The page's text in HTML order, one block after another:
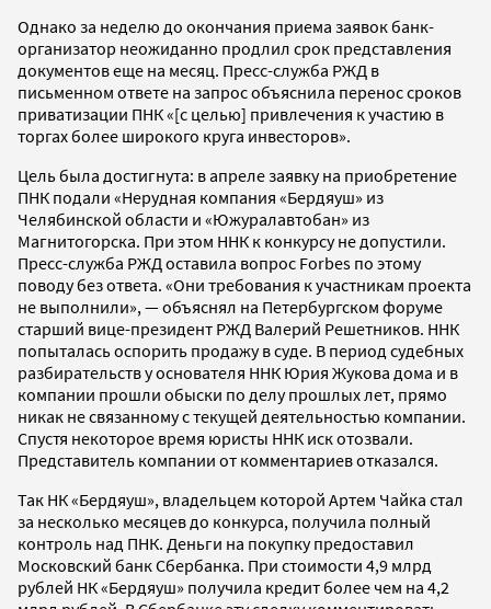
Однако за неделю до окончания приема заявок банк-
организатор неожиданно продлил срок представления
документов еще на месяц. Пресс-служба РЖД в
письменном ответе на запрос объяснила перенос сроков
приватизации ПНК «[с целью] привлечения к участию в
торгах более широкого круга инвесторов».
Цель была достигнута: в апреле заявку на приобретение
ПНК подали «Нерудная компания «Бердяуш» из
Челябинской области и «Южуралавтобан» из
Магнитогорска. При этом ННК к конкурсу не допустили.
Пресс-служба РЖД оставила вопрос Forbes по этому
поводу без ответа. «Они требования к участникам проекта
не выполнили», — объяснял на Петербургском форуме
старший вице-президент РЖД Валерий Решетников. ННК
попыталась оспорить продажу в суде. В период судебных
разбирательств у основателя ННК Юрия Жукова дома и в
компании прошли обыски по делу прошлых лет, прямо
никак не связанному с текущей деятельностью компании.
Спустя некоторое время юристы ННК иск отозвали.
Представитель компании от комментариев отказался.
Так НК «Бердяуш», владельцем которой Артем Чайка стал
за несколько месяцев до конкурса, получила полный
контроль над ПНК. Деньги на покупку предоставил
Московский банк Сбербанка. При стоимости 4,9 млрд
рублей НК «Бердяуш» получила кредит более чем на 4,2